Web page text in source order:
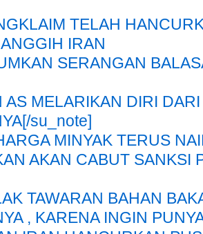
TELAH
IRAN
SERANGAN
AS MELARIKAN DIRI
su_note]
MINYAK TERUS
AKAN CABUT SANKSI
TAWARAN BAHAN
, KARENA INGIN